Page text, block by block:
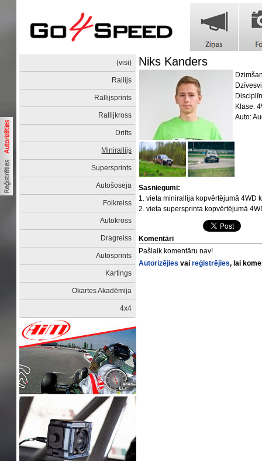
(visi)
Rallijs
Rallijsprints
Rallijkross
Drifts
Minirallijs
Supersprints
Autošoseja
Folkreiss
Autokross
Dragreiss
Autosprints
Kartings
Okartes Akadēmija
4x4
Niks Kanders
Klase:
Auto:
Sasniegumi:
1. vieta minirallija kopvērtējumā 4WD
2. vieta supersprinta kopvērtējumā
Komentāri
Pašlaik komentāru nav!
Autorizējies vaireģistrējies, lai